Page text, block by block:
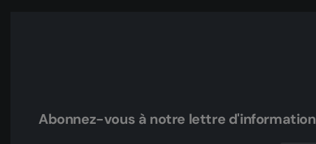
Abonnez-vous à notre lettre d'information